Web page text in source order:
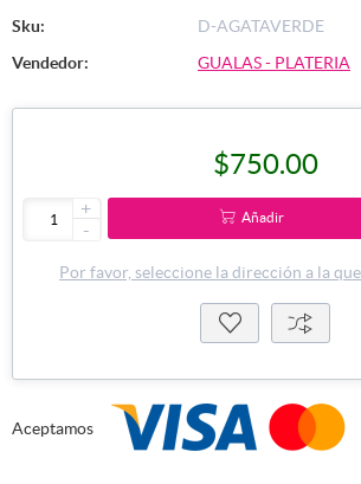
Sku:
D-AGATAVERDE
Vendedor:
GUALAS - PLATERIA
$750.00
+
-
Añadir
Por favor, seleccione la dirección a la
Aceptamos